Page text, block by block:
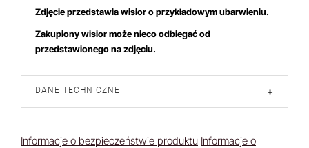
Zdjęcie przedstawia wisior o przykładowym ubarwieniu.
Zakupiony wisior może nieco odbiegać od
przedstawionego na zdjęciu.
DANE TECHNICZNE +
Informacje o bezpieczeństwie produktu Informacje o